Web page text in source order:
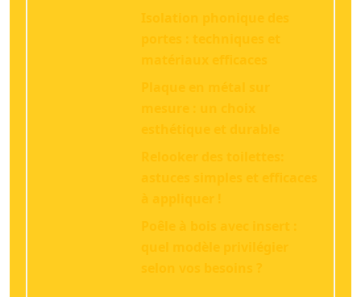
Isolation phonique des
portes : techniques et
matériaux efficaces
Plaque en métal sur
mesure : un choix
esthétique et durable
Relooker des toilettes:
astuces simples et efficaces
à appliquer !
Poêle à bois avec insert :
quel modèle privilégier
selon vos besoins ?